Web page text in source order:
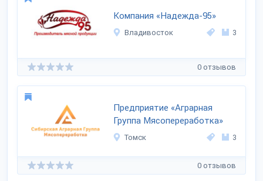
Компания «Надежда-95»
Владивосток 3
0 отзывов
Предприятие «Аграрная
Группа Мясопереработка»
Томск 3
0 отзывов